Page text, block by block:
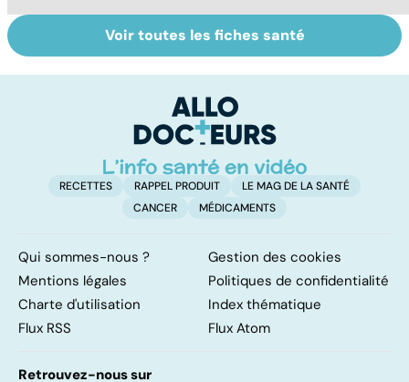
Comment tenir
ses bonnes
Muscler ses
abdos pour
ventre plat
Voir toutes les fiches santé
RECETTES RAPPEL PRODUIT
LE MAG DE LA SANTÉ
CANCER
MÉDICAMENTS
Qui sommes-nous ?
Gestion des cookies
Mentions légales
Politiques de confidentialité
Charte d'utilisation
Index thématique
Flux RSS
Flux Atom
Retrouvez-nous sur